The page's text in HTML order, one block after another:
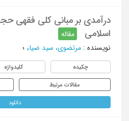
درآمدی بر مبانی کلی فقهی
اسلامی
مقاله
نویسنده : مرتضوی، سید ضیاء ؛
چکیده کلیدواژه
مقالات مرتبط
دانلود